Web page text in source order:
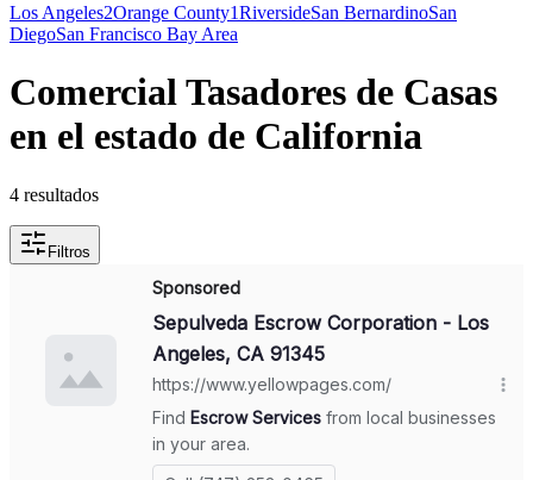
Los Angeles2Orange County1RiversideSan BernardinoSan
DiegoSan Francisco Bay Area
Comercial Tasadores de Casas
en el estado de California
4 resultados
Filtros